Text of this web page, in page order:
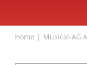
Home Musical-AG